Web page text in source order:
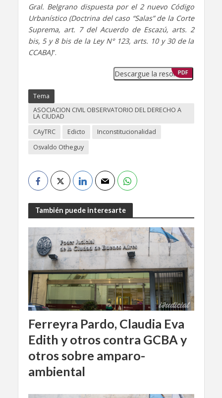
Gral. Belgrano dispuesta por el 2 nuevo Código
Urbanístico (Doctrina del caso “Salas” de la Corte
Suprema, art. 7 del Acuerdo de Escazú, arts. 2
bis, 5 y 8 bis de la Ley N° 123, arts. 10 y 30 de la
CCABA)”.
Descargue la resolución
PDF
Tema
ASOCIACION CIVIL OBSERVATORIO DEL DERECHO A
LA CIUDAD
CAyTRC
Edicto
Inconstitucionalidad
Osvaldo Otheguy
También puede interesarte
Ferreyra Pardo, Claudia Eva
Edith y otros contra GCBA y
otros sobre amparo-
ambiental